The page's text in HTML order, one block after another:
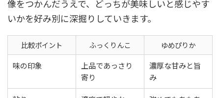
像をつかんだうえで、どっちが美味しいと感じやす
いかを好み別に深掘りしていきます。
比較ポイント ふっくりんこ
ゆめぴりか
味の印象
上品であっさり
寄り
濃厚な甘みと旨
み